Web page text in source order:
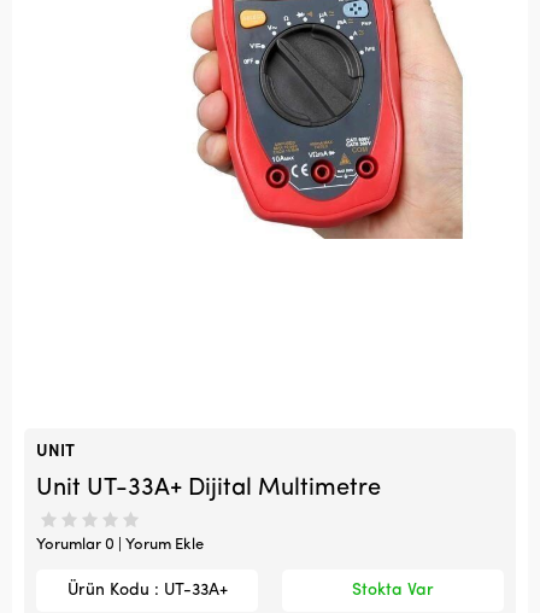
UNIT
Unit UT-33A+ Dijital Multimetre
Yorumlar 0 | Yorum Ekle
Ürün Kodu : UT-33A+ Stokta Var